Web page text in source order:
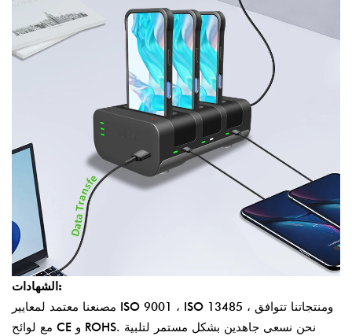
الشهادات:
مصنعنا معتمد لمعايير ISO 9001 ، ISO 13485 ، ومنتجاتنا تتوافق
مع لوائح CE و ROHS. نحن نسعى جاهدين بشكل مستمر لتلبية